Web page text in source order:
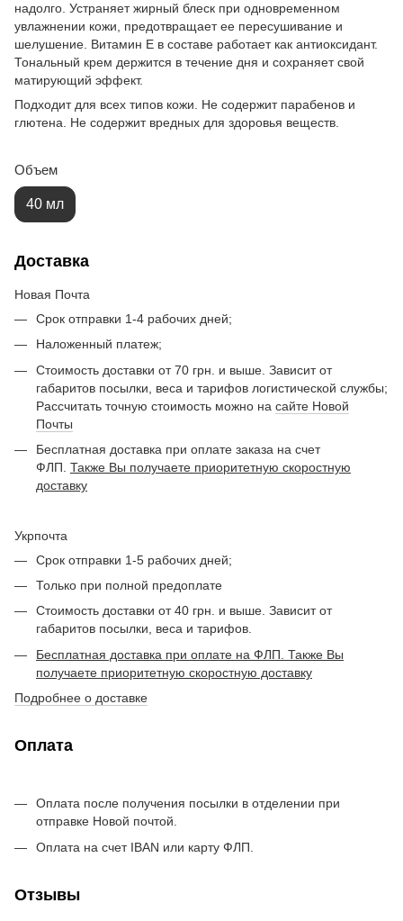
надолго. Устраняет жирный блеск при одновременном
увлажнении кожи, предотвращает ее пересушивание и
шелушение. Витамин Е в составе работает как антиоксидант.
Тональный крем держится в течение дня и сохраняет свой
матирующий эффект.
Подходит для всех типов кожи. Не содержит парабенов и
глютена. Не содержит вредных для здоровья веществ.
Объем
40 мл
Доставка
Новая Почта
Срок отправки 1-4 рабочих дней;
Наложенный платеж;
Стоимость доставки от 70 грн. и выше. Зависит от
габаритов посылки, веса и тарифов логистической службы;
Рассчитать точную стоимость можно на сайте Новой
Почты
Бесплатная доставка при оплате заказа на счет
ФЛП. Также Вы получаете приоритетную скоростную
доставку
Укрпочта
Срок отправки 1-5 рабочих дней;
Только при полной предоплате
Стоимость доставки от 40 грн. и выше. Зависит от
габаритов посылки, веса и тарифов.
Бесплатная доставка при оплате на ФЛП. Также Вы
получаете приоритетную скоростную доставку
Подробнее о доставке
Оплата
Оплата после получения посылки в отделении при
отправке Новой почтой.
Оплата на счет IBAN или карту ФЛП.
Отзывы